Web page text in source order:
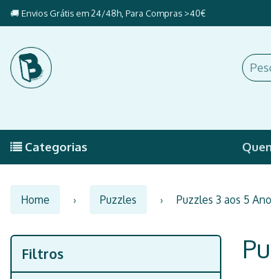
🚚 Envios Grátis em 24/48h, Para Compras >40€
Categorias
Home Puzzles Puzzles 3 aos 5
Filtros
Filtros